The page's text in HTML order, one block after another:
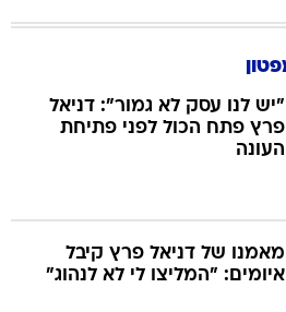
פרץ פתח הכול לפני פתיחת
העונה
איומים: "המליצו לי לא לנהוג"